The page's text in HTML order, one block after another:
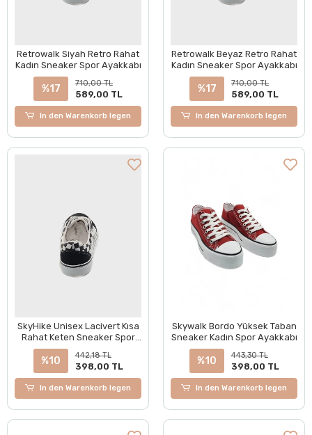
Retrowalk Siyah Retro Rahat
Kadın Sneaker Spor Ayakkabı
%17 710,00 TL
589,00 TL
In den Warenkorb legen
Retrowalk Beyaz Retro Rahat
Kadın Sneaker Spor Ayakkabı
%17 710,00 TL
589,00 TL
In den Warenkorb legen
SkyHike Unisex Lacivert Kısa
Rahat Keten Sneaker Spor
Ayakkabı
%10 442,18 TL
398,00 TL
In den Warenkorb legen
Skywalk Bordo Yüksek Taban
Sneaker Kadın Spor Ayakkabı
%10 443,30 TL
398,00 TL
In den Warenkorb legen